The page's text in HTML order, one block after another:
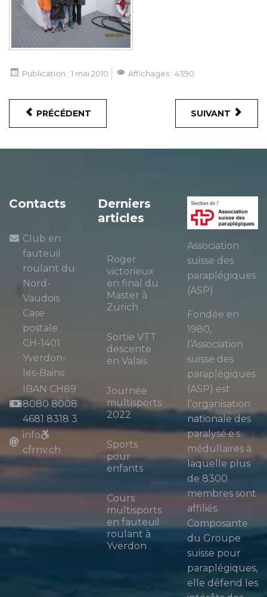
Publication : 1 mai 2010 Affichages : 4390
PRÉCÉDENT SUIVANT
Contacts
Club en
fauteuil
roulant du
Nord-
Vaudois
Case
postale
CH-1401
Yverdon-
les-Bains
IBAN CH89
8080 8008
4681 8318 3
info
cfrnv.ch
Derniers
articles
Roger
victorieux
en final du
Master à
Zurich
Sortie VTT
descente
en Valais
Journée
multisports
2022
Sports
pour
enfants
Cours
multisports
en fauteuil
roulant à
Yverdon
Association
suisse des
paraplégiques
(ASP)
Fondée en
1980,
l’Association
suisse des
paraplégiques
(ASP) est
l’organisation
nationale des
paralysé·e·s
médullaires à
laquelle plus
de 8300
membres sont
affiliés.
Composante
du Groupe
suisse pour
paraplégiques,
elle défend les